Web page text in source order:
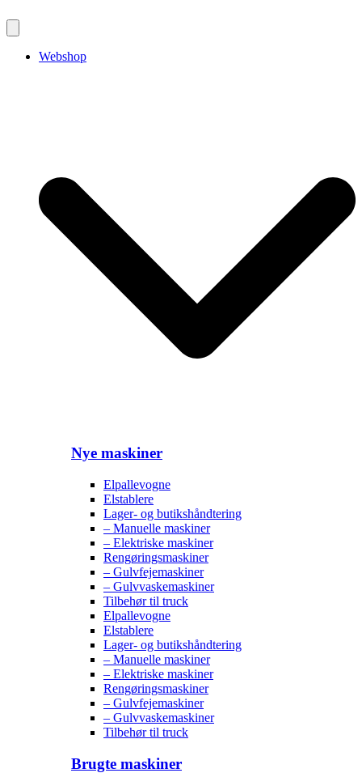
Webshop
Nye maskiner
Elpallevogne
Elstablere
Lager- og butikshåndtering
– Manuelle maskiner
– Elektriske maskiner
Rengøringsmaskiner
– Gulvfejemaskiner
– Gulvvaskemaskiner
Tilbehør til truck
Elpallevogne
Elstablere
Lager- og butikshåndtering
– Manuelle maskiner
– Elektriske maskiner
Rengøringsmaskiner
– Gulvfejemaskiner
– Gulvvaskemaskiner
Tilbehør til truck
Brugte maskiner